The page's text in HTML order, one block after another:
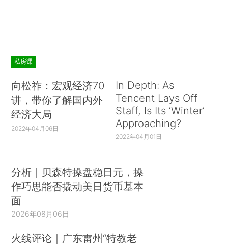
私房课
向松祚：宏观经济70
讲，带你了解国内外
经济大局
2022年04月06日
In Depth: As
Tencent Lays Off
Staff, Is Its ‘Winter’
Approaching?
2022年04月01日
分析｜贝森特操盘稳日元，操
作巧思能否撬动美日货币基本
面
2026年08月06日
火线评论｜广东雷州“特教老